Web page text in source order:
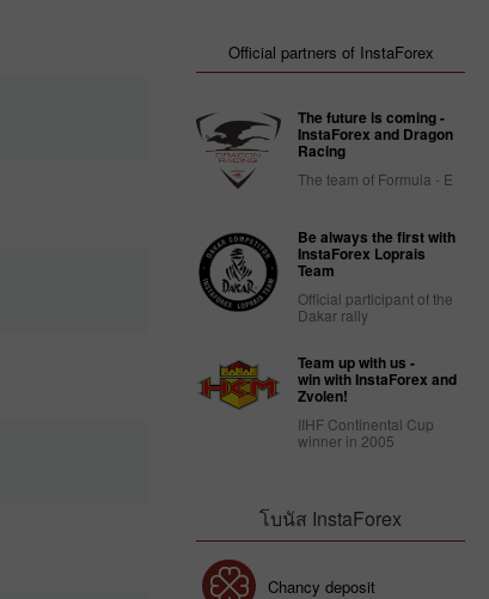
Official partners of InstaForex
The future is coming -
InstaForex and Dragon
Racing
The team of Formula - E
Be always the first with
InstaForex Loprais
Team
Official participant of the
Dakar rally
Team up with us -
win with InstaForex and
Zvolen!
IIHF Continental Cup
winner in 2005
โบนัส InstaForex
Chancy deposit